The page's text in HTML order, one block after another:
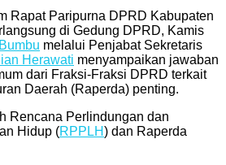
Rapat Paripurna DPRD Kabupaten
di Gedung DPRD, Kamis
melalui Penjabat Sekretaris
Herawati menyampaikan jawaban
dari Fraksi-Fraksi DPRD terkait
Daerah (Raperda) penting.
Rencana Perlindungan dan
Hidup (RPPLH) dan Raperda